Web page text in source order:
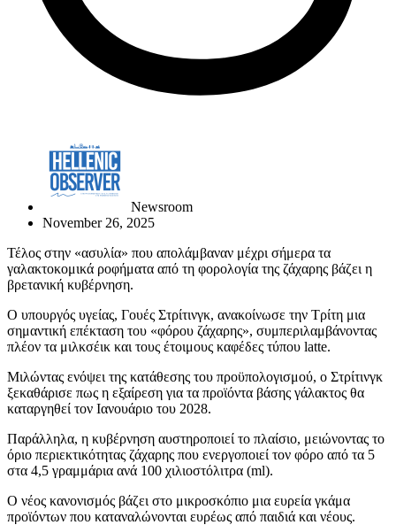
Newsroom
November 26, 2025
Τέλος στην «ασυλία» που απολάμβαναν μέχρι σήμερα τα
γαλακτοκομικά ροφήματα από τη φορολογία της ζάχαρης βάζει η
βρετανική κυβέρνηση.
Ο υπουργός υγείας, Γουές Στρίτινγκ, ανακοίνωσε την Τρίτη μια
σημαντική επέκταση του «φόρου ζάχαρης», συμπεριλαμβάνοντας
πλέον τα μιλκσέικ και τους έτοιμους καφέδες τύπου latte.
Μιλώντας ενόψει της κατάθεσης του προϋπολογισμού, ο Στρίτινγκ
ξεκαθάρισε πως η εξαίρεση για τα προϊόντα βάσης γάλακτος θα
καταργηθεί τον Ιανουάριο του 2028.
Παράλληλα, η κυβέρνηση αυστηροποιεί το πλαίσιο, μειώνοντας το
όριο περιεκτικότητας ζάχαρης που ενεργοποιεί τον φόρο από τα 5
στα 4,5 γραμμάρια ανά 100 χιλιοστόλιτρα (ml).
Ο νέος κανονισμός βάζει στο μικροσκόπιο μια ευρεία γκάμα
προϊόντων που καταναλώνονται ευρέως από παιδιά και νέους.